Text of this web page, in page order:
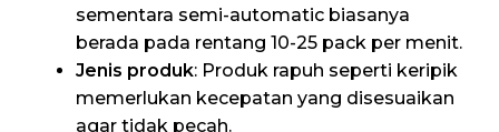
sementara semi-automatic biasanya
berada pada rentang 10-25 pack per menit.
Jenis produk: Produk rapuh seperti keripik
memerlukan kecepatan yang disesuaikan
agar tidak pecah.